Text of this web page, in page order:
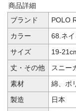
商品詳細
ブランド
POLO
カラー
68.ネ
サイズ
19-
丈・その他
スニー
素材
綿、ポ
製造
日本